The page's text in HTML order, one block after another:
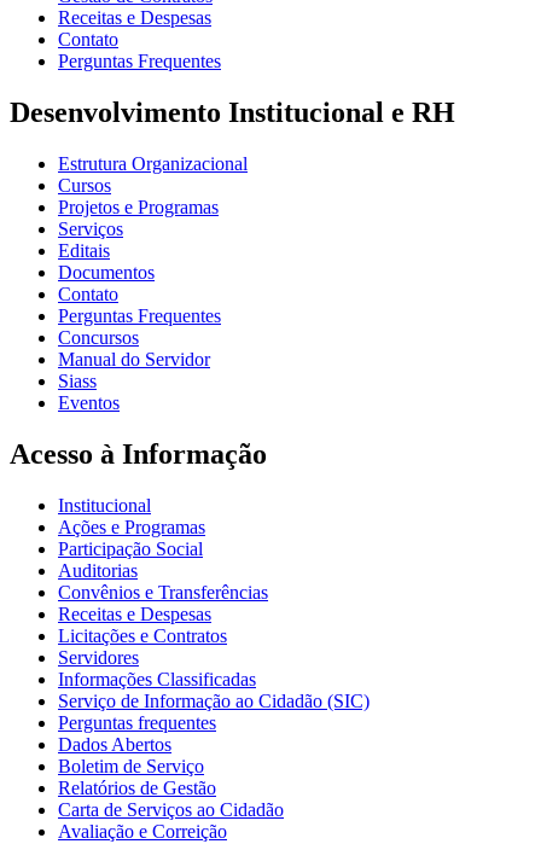
Receitas e Despesas
Contato
Perguntas Frequentes
Desenvolvimento Institucional e RH
Estrutura Organizacional
Cursos
Projetos e Programas
Serviços
Editais
Documentos
Contato
Perguntas Frequentes
Concursos
Manual do Servidor
Siass
Eventos
Acesso à Informação
Institucional
Ações e Programas
Participação Social
Auditorias
Convênios e Transferências
Receitas e Despesas
Licitações e Contratos
Servidores
Informações Classificadas
Serviço de Informação ao Cidadão (SIC)
Perguntas frequentes
Dados Abertos
Boletim de Serviço
Relatórios de Gestão
Carta de Serviços ao Cidadão
Avaliação e Correição